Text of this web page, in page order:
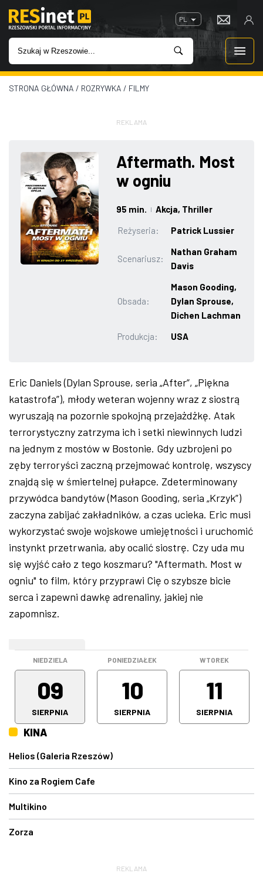
PL
WIADOMOŚCI
IMPREZY
ROZRYWKA
W KINACH
GASTRONOMIA
STRONA GŁÓWNA / ROZRYWKA / FILMY
REKLAMA
Aftermath. Most
w ogniu
95 min. | Akcja, Thriller
Reżyseria:
Patrick Lussier
Scenariusz:
Nathan Graham
Davis
Obsada:
Mason Gooding,
Dylan Sprouse,
Dichen Lachman
Produkcja:
USA
Eric Daniels (Dylan Sprouse, seria „After”, „Piękna
katastrofa”), młody weteran wojenny wraz z siostrą
wyruszają na pozornie spokojną przejażdżkę. Atak
terrorystyczny zatrzyma ich i setki niewinnych ludzi
na jednym z mostów w Bostonie. Gdy uzbrojeni po
zęby terroryści zaczną przejmować kontrolę, wszyscy
znajdą się w śmiertelnej pułapce. Zdeterminowany
przywódca bandytów (Mason Gooding, seria „Krzyk”)
zaczyna zabijać zakładników, a czas ucieka. Eric musi
wykorzystać swoje wojskowe umiejętności i uruchomić
instynkt przetrwania, aby ocalić siostrę. Czy uda mu
się wyjść cało z tego koszmaru? "Aftermath. Most w
ogniu" to film, który przyprawi Cię o szybsze bicie
serca i zapewni dawkę adrenaliny, jakiej nie
zapomnisz.
NIEDZIELA
09
SIERPNIA
PONIEDZIAŁEK
10
SIERPNIA
WTOREK
11
SIERPNIA
KINA
Helios (Galeria Rzeszów)
Kino za Rogiem Cafe
Multikino
Zorza
REKLAMA